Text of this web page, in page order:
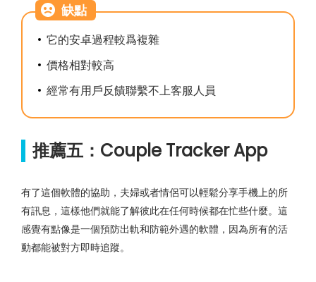
缺點
它的安卓過程較爲複雜
價格相對較高
經常有用戶反饋聯繫不上客服人員
推薦五：Couple Tracker App
有了這個軟體的協助，夫婦或者情侶可以輕鬆分享手機上的所
有訊息，這樣他們就能了解彼此在任何時候都在忙些什麼。這
感覺有點像是一個預防出軌和防範外遇的軟體，因為所有的活
動都能被對方即時追蹤。